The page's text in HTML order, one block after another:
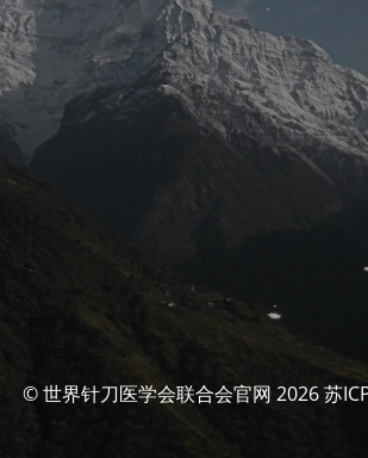
© 世界针刀医学会联合会官网 2026 苏